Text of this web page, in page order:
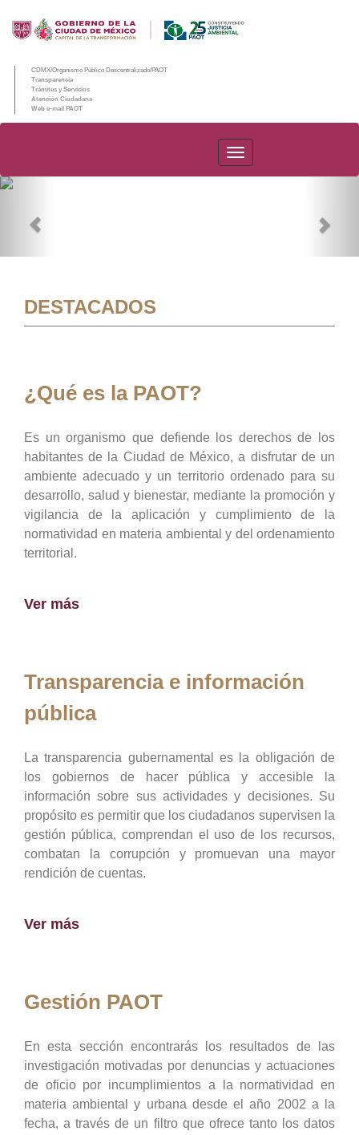
CDMX/Organismo Público Descentralizado/PAOT
Transparencia
Trámites y Servicios
Atención Ciudadana
Web e-mail PAOT
PAOT
DESTACADOS
¿Qué es la PAOT?
Es un organismo que defiende los derechos de los
habitantes de la Ciudad de México, a disfrutar de un
ambiente adecuado y un territorio ordenado para su
desarrollo, salud y bienestar, mediante la promoción y
vigilancia de la aplicación y cumplimiento de la
normatividad en materia ambiental y del ordenamiento
territorial.
Ver más
Transparencia e información
pública
La transparencia gubernamental es la obligación de
los gobiernos de hacer pública y accesible la
información sobre sus actividades y decisiones. Su
propósito es permitir que los ciudadanos supervisen la
gestión pública, comprendan el uso de los recursos,
combatan la corrupción y promuevan una mayor
rendición de cuentas.
Ver más
Gestión PAOT
En esta sección encontrarás los resultados de las
investigación motivadas por denuncias y actuaciones
de oficio por incumplimientos a la normatividad en
materia ambiental y urbana desde el año 2002 a la
fecha, a través de un filtro que ofrece tanto los datos